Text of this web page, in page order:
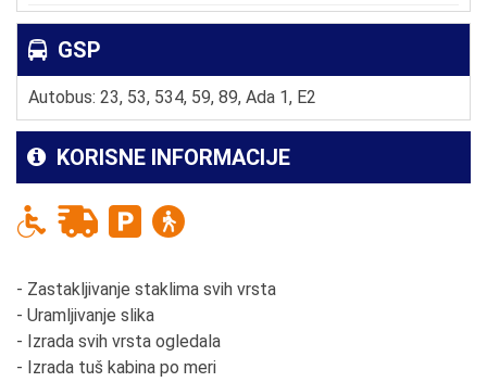
GSP
Autobus: 23, 53, 534, 59, 89, Ada 1, E2
KORISNE INFORMACIJE
- Zastakljivanje staklima svih vrsta
- Uramljivanje slika
- Izrada svih vrsta ogledala
- Izrada tuš kabina po meri